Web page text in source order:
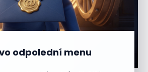
odpolední menu